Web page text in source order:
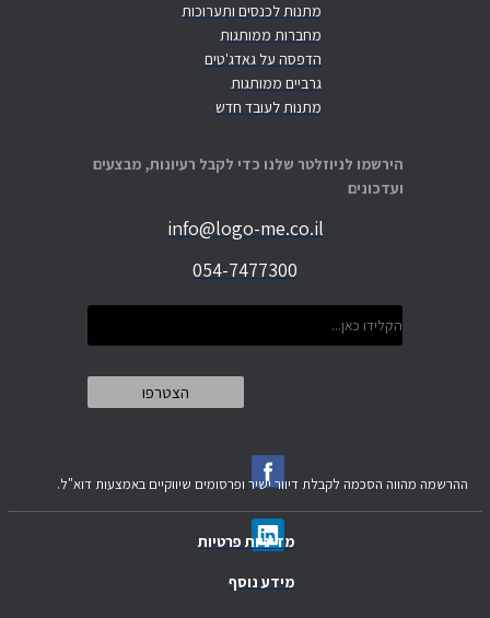
מתנות לכנסים ותערוכות
מחברות ממותגות
הדפסה על גאדג'טים
גרביים ממותגות
מתנות לעובד חדש
הירשמו לניוזלטר שלנו כדי לקבל רעיונות, מבצעים
ועדכונים
info@logo-me.co.il
054-7477300
מדיניות פרטיות
מידע נוסף
ההרשמה מהווה הסכמה לקבלת דיוור ישיר ופרסומים שיווקיים באמצעות דוא"ל.